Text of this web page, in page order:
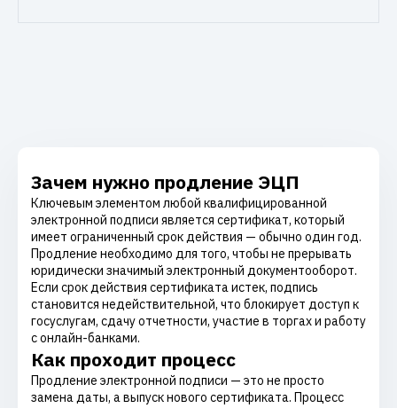
Зачем нужно продление ЭЦП
Ключевым элементом любой квалифицированной
электронной подписи является сертификат, который
имеет ограниченный срок действия — обычно один год.
Продление необходимо для того, чтобы не прерывать
юридически значимый электронный документооборот.
Если срок действия сертификата истек, подпись
становится недействительной, что блокирует доступ к
госуслугам, сдачу отчетности, участие в торгах и работу
с онлайн-банками.
Как проходит процесс
Продление электронной подписи — это не просто
замена даты, а выпуск нового сертификата. Процесс